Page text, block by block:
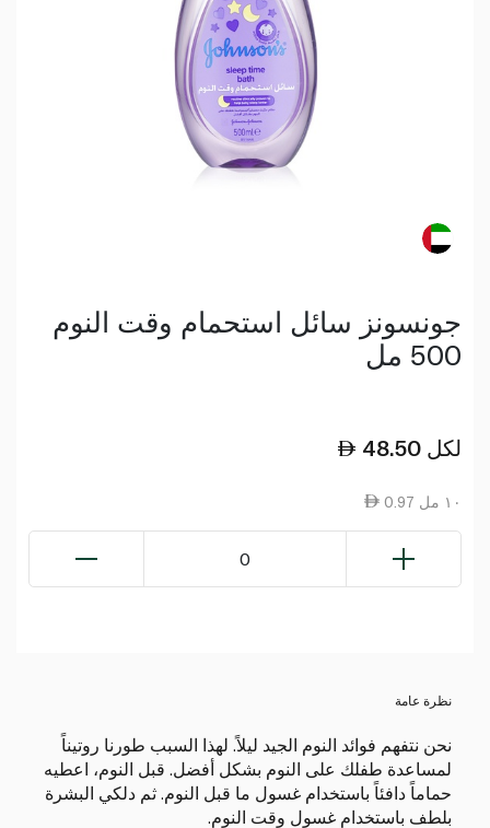
جونسونز سائل استحمام وقت النوم
500 مل
48.50 لكل
0.97 ١٠ مل
0
نظرة عامة
نحن نتفهم فوائد النوم الجيد ليلاً. لهذا السبب طورنا روتيناً
لمساعدة طفلك على النوم بشكل أفضل. قبل النوم، اعطيه
حماماً دافئاً باستخدام غسول ما قبل النوم. ثم دلكي البشرة
بلطف باستخدام غسول وقت النوم.